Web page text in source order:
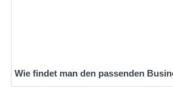
Wie findet man den passenden